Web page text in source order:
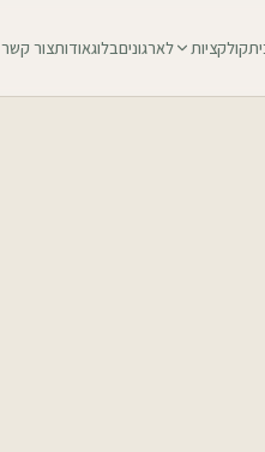
קולקציות לארגוניםבלוגאודותצור קשר